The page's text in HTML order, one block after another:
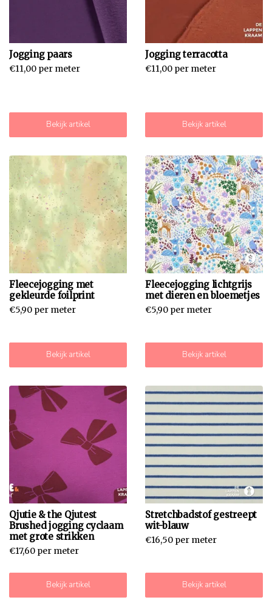
Jogging paars
€11,00 per meter
Bekijk artikel
Jogging terracotta
€11,00 per meter
Bekijk artikel
Fleecejogging met
gekleurde foilprint
€5,90 per meter
Bekijk artikel
Fleecejogging lichtgrijs
met dieren en bloemetjes
€5,90 per meter
Bekijk artikel
Qjutie & the Qjutest
Brushed jogging cyclaam
met grote strikken
€17,60 per meter
Bekijk artikel
Stretchbadstof gestreept
wit-blauw
€16,50 per meter
Bekijk artikel